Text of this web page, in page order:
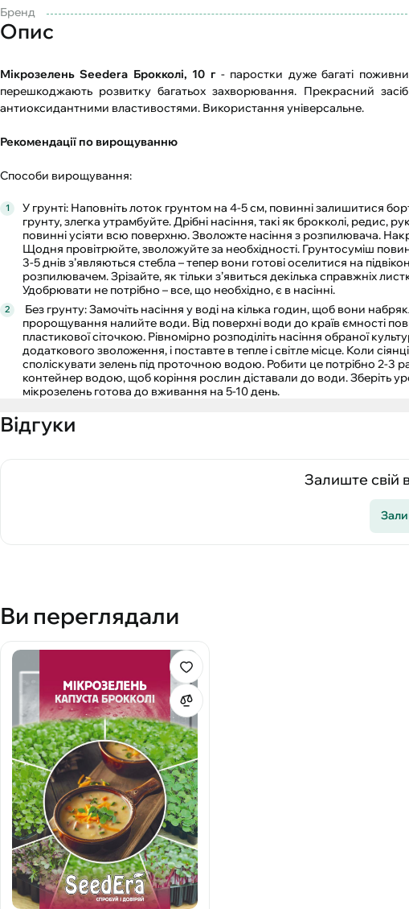
Бренд
Опис
Мікрозелень Seedеra Брокколі, 10 г- паростки дуже багаті
перешкоджають розвитку багатьох захворювання. Прекрасний
антиоксидантними властивостями. Використання універсальне.
Рекомендації по вирощуванню
Способи вирощування:
У грунті: Наповніть лоток грунтом на 4-5 см, повинні залишитися
грунту, злегка утрамбуйте. Дрібні насіння, такі як брокколі,
повинні усіяти всю поверхню. Зволожте насіння з розпилювача.
Щодня провітрюйте, зволожуйте за необхідності. Грунтосуміш
3-5 днів з’являються стебла – тепер вони готові оселитися на
розпилювачем. Зрізайте, як тільки з’явиться декілька справжніх
Удобрювати не потрібно – все, що необхідно, є в насінні.
Без грунту: Замочіть насіння у воді на кілька годин, щоб вони
пророщування налийте води. Від поверхні води до країв ємності
пластикової сіточкою. Рівномірно розподіліть насіння обраної
додаткового зволоження, і поставте в тепле і світле місце. Коли
споліскувати зелень під проточною водою. Робити це потрібно 2-3
контейнер водою, щоб коріння рослин діставали до води. Зберіть
мікрозелень готова до вживання на 5-10 день.
Відгуки
Залиште свій
Ви переглядали